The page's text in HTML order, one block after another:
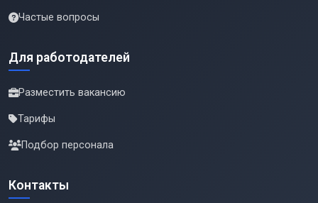
Частые вопросы
Для работодателей
Разместить вакансию
Тарифы
Подбор персонала
Контакты